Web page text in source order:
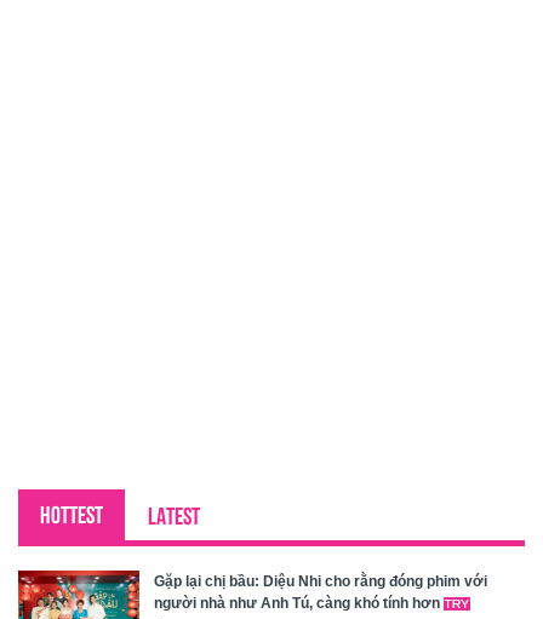
HOTTEST LATEST
Gặp lại chị bầu: Diệu Nhi cho rằng đóng phim với
người nhà như Anh Tú, càng khó tính hơn